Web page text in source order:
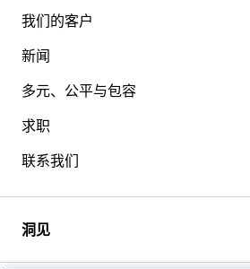
我们的客户
新闻
多元、公平与包容
求职
联系我们
洞见